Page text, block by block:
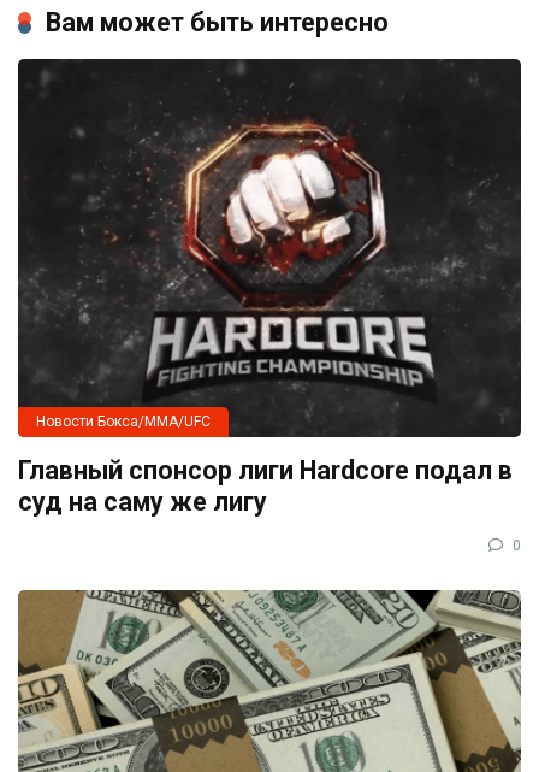
Вам может быть интересно
Новости Бокса/MMA/UFC
Главный спонсор лиги Hardcore подал в
суд на саму же лигу
0